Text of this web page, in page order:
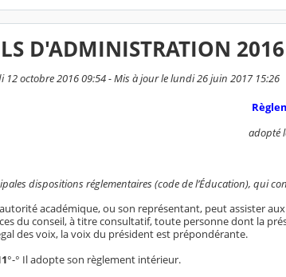
D'ADMINISTRATION
12 octobre 2016 09:54 - Mis à jour le lundi 26 juin 2017 15:26
adopté
dispositions réglementaires (code de l’Éducation), qui
académique, ou son représentant, peut assister
du conseil, à titre consultatif, toute personne dont la
des voix, la voix du président est prépondérante.
°-° Il adopte son règlement intérieur.